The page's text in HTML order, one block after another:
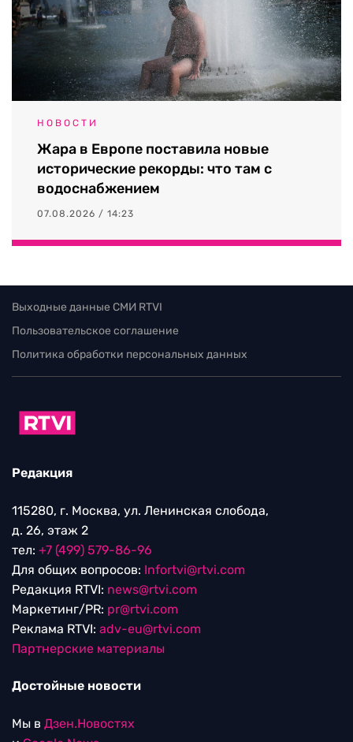
НОВОСТИ
Жара в Европе поставила новые
исторические рекорды: что там с
водоснабжением
07.08.2026 / 14:23
Выходные данные СМИ RTVI
Пользовательское соглашение
Политика обработки персональных данных
Редакция
115280, г. Москва, ул. Ленинская слобода,
д. 26, этаж 2
тел: +7 (499) 579-86-96
Для общих вопросов: Infortvi@rtvi.com
Редакция RTVI: news@rtvi.com
Маркетинг/PR: pr@rtvi.com
Реклама RTVI: adv-eu@rtvi.com
Партнерские материалы
Достойные новости
Мы в Дзен.Новостях